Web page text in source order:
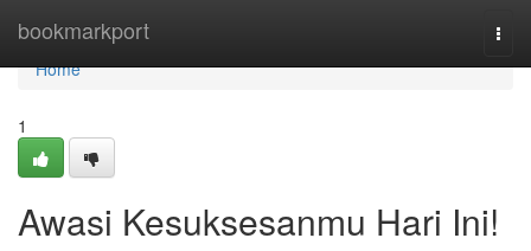
bookmarkport
Home
Home
1
Awasi Kesuksesanmu Hari Ini!